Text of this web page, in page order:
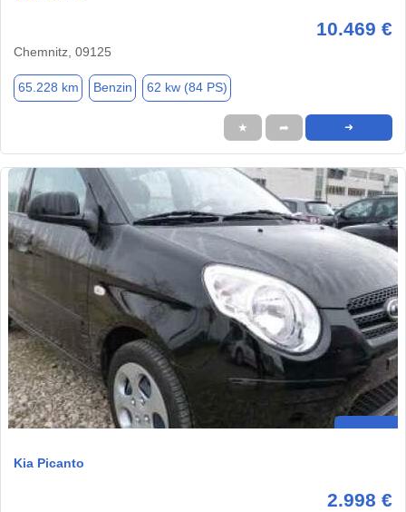
10.469 €
Chemnitz, 09125
65.228 km Benzin 62 kw (84 PS)
★ ➦ ➜
Kia Picanto
2.998 €